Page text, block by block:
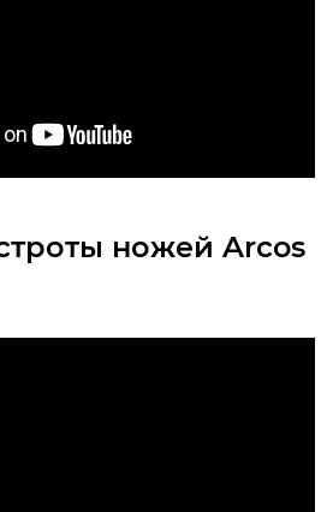
ножей Arcos